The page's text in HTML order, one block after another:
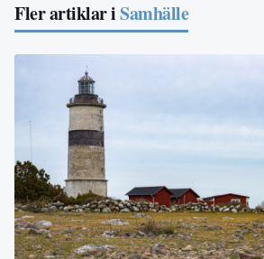
Fler artiklar iSamhälle